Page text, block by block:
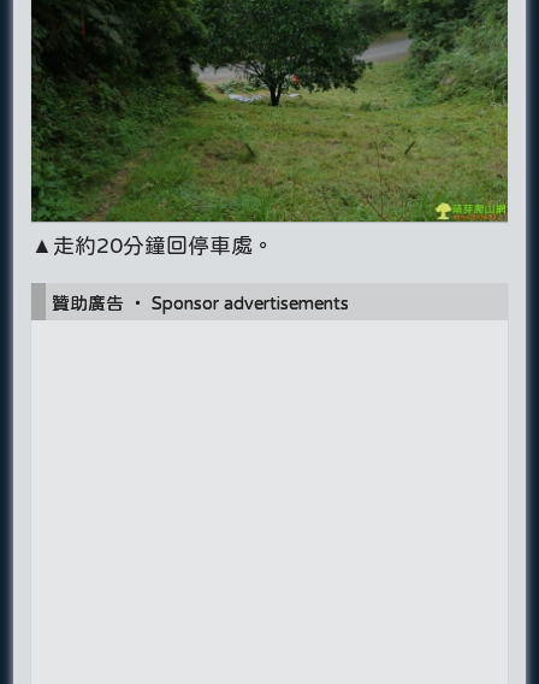
▲走約20分鐘回停車處。
贊助廣告 ‧ Sponsor advertisements